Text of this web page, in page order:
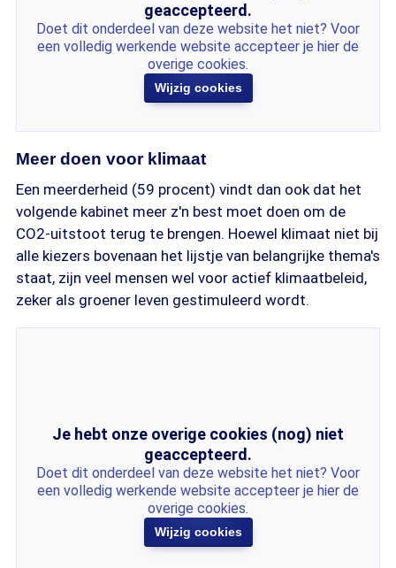
geaccepteerd.
Doet dit onderdeel van deze website het niet? Voor
een volledig werkende website accepteer je hier de
overige cookies.
Wijzig cookies
Meer doen voor klimaat
Een meerderheid (59 procent) vindt dan ook dat het
volgende kabinet meer z'n best moet doen om de
CO2-uitstoot terug te brengen. Hoewel klimaat niet bij
alle kiezers bovenaan het lijstje van belangrijke thema's
staat, zijn veel mensen wel voor actief klimaatbeleid,
zeker als groener leven gestimuleerd wordt.
Je hebt onze overige cookies (nog) niet
geaccepteerd.
Doet dit onderdeel van deze website het niet? Voor
een volledig werkende website accepteer je hier de
overige cookies.
Wijzig cookies